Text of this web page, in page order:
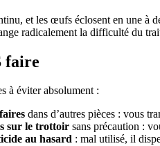
et les œufs éclosent en une à
radicalement la difficulté du
faire
à éviter absolument :
dans d’autres pièces : vous
sur le trottoir sans précaution :
au hasard : mal utilisé, il